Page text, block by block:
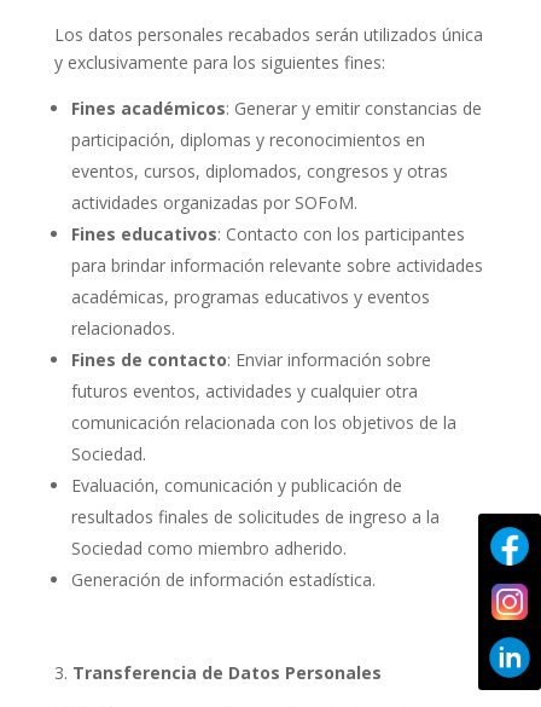
Los datos personales recabados serán utilizados única
y exclusivamente para los siguientes fines:
Fines académicos: Generar y emitir constancias de
participación, diplomas y reconocimientos en
eventos, cursos, diplomados, congresos y otras
actividades organizadas por SOFoM.
Fines educativos: Contacto con los participantes
para brindar información relevante sobre actividades
académicas, programas educativos y eventos
relacionados.
Fines de contacto: Enviar información sobre
futuros eventos, actividades y cualquier otra
comunicación relacionada con los objetivos de la
Sociedad.
Evaluación, comunicación y publicación de
resultados finales de solicitudes de ingreso a la
Sociedad como miembro adherido.
Generación de información estadística.
Transferencia de Datos Personales